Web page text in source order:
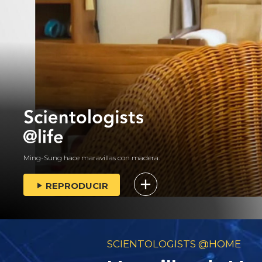
Ming-Sung hace maravillas con madera.
REPRODUCIR
SCIENTOLOGISTS @HOME